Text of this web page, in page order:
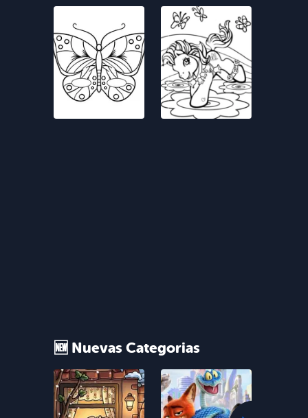
🆕 Nuevas Categorias